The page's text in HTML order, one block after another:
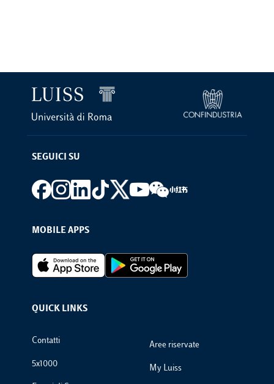
SEGUICI SU
Footer social
MOBILE APPS
Footer Apps
QUICK LINKS
Footer Links
Contatti
5x1000
Aree riservate
My Luiss